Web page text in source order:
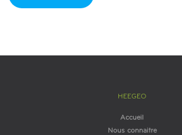
HEEGEO
Accueil
Nous connaitre